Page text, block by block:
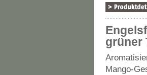
grüner
Mango-